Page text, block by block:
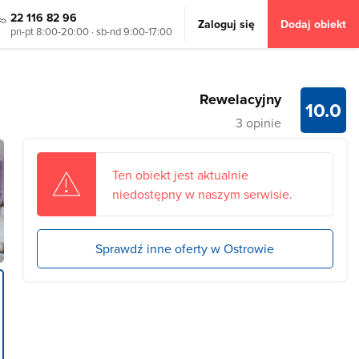
22 116 82 96
pn-pt 8:00-20:00 · sb-nd 9:00-17:00 Zaloguj się Dodaj obiekt
10.0
Rewelacyjny
3 opinie
Ten obiekt jest aktualnie
niedostępny w naszym serwisie.
Sprawdź inne oferty w Ostrowie